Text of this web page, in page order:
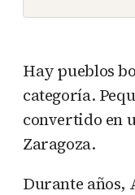
Hay pueblos
categoría.
convertido en
Zaragoza.
Durante años,